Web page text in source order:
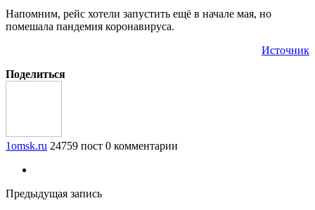
Напомним, рейс хотели запустить ещё в начале мая, но
помешала пандемия коронавируса.
Источник
Поделиться
1omsk.ru 24759 пост 0 комментарии
Предыдущая запись